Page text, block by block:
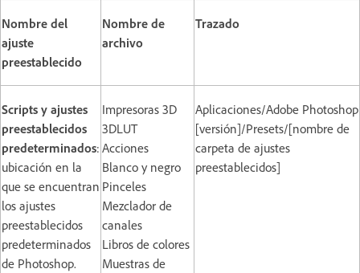
Nombre del
ajuste
preestablecido
Nombre de
archivo
Trazado
Scripts y ajustes
preestablecidos
predeterminados:
ubicación en la
que se encuentran
los ajustes
preestablecidos
predeterminados
de Photoshop.
Impresoras 3D
3DLUT
Acciones
Blanco y negro
Pinceles
Mezclador de
canales
Libros de colores
Muestras de
Aplicaciones/Adobe Photoshop
[versión]/Presets/[nombre de
carpeta de ajustes
preestablecidos]